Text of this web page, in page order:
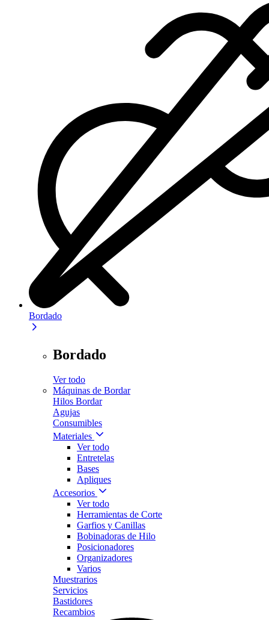
Bordado
Bordado
Ver todo
Máquinas de Bordar
Hilos Bordar
Agujas
Consumibles
Materiales
Ver todo
Entretelas
Bases
Apliques
Accesorios
Ver todo
Herramientas de Corte
Garfios y Canillas
Bobinadoras de Hilo
Posicionadores
Organizadores
Varios
Muestrarios
Servicios
Bastidores
Recambios